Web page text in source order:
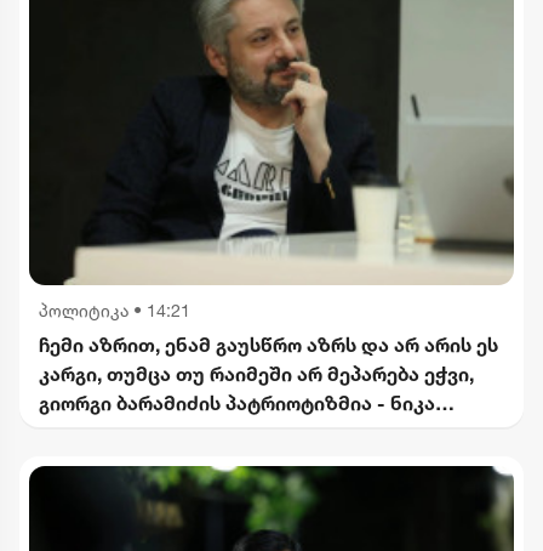
პოლიტიკა • 14:21
ჩემი აზრით, ენამ გაუსწრო აზრს და არ არის ეს
კარგი, თუმცა თუ რაიმეში არ მეპარება ეჭვი,
გიორგი ბარამიძის პატრიოტიზმია - ნიკა